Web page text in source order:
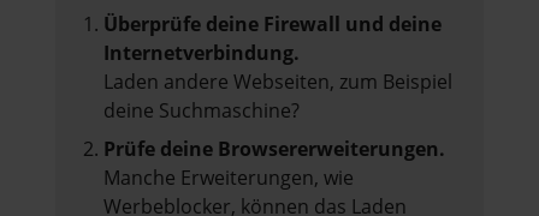
Überprüfe deine Firewall und deine
Internetverbindung.
Laden andere Webseiten, zum Beispiel
deine Suchmaschine?
Prüfe deine Browsererweiterungen.
Manche Erweiterungen, wie
Werbeblocker, können das Laden